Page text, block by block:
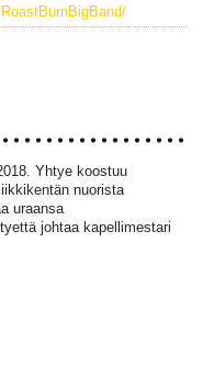
Yhtye koostuu
nuorista
uraansa
johtaa kapellimestari